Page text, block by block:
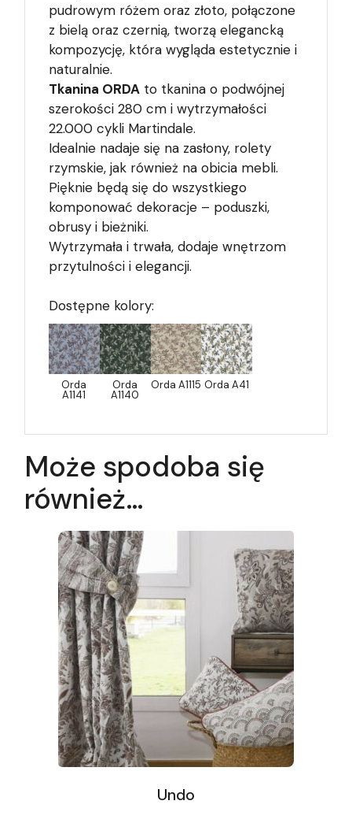
pudrowym różem oraz złoto, połączone
z bielą oraz czernią, tworzą elegancką
kompozycję, która wygląda estetycznie i
naturalnie.
Tkanina ORDA to tkanina o podwójnej
szerokości 280 cm i wytrzymałości
22.000 cykli Martindale.
Idealnie nadaje się na zasłony, rolety
rzymskie, jak również na obicia mebli.
Pięknie będą się do wszystkiego
komponować dekoracje – poduszki,
obrusy i bieżniki.
Wytrzymała i trwała, dodaje wnętrzom
przytulności i elegancji.
Dostępne kolory:
Orda
A1141
Orda
A1140
Orda A1115 Orda A41
Może spodoba się
również…
Undo